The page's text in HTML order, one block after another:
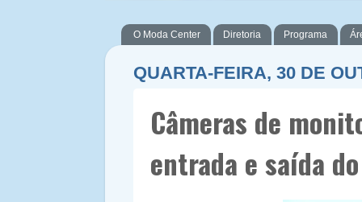
O Moda Center Diretoria Programa
QUARTA-FEIRA, 30 DE
Câmeras de
entrada e saída